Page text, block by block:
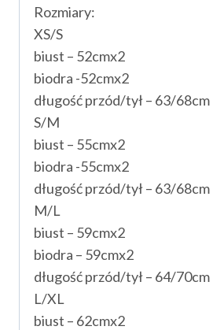
Rozmiary:
XS/S
biust – 52cmx2
biodra -52cmx2
długość przód/tył – 63/68cm
S/M
biust – 55cmx2
biodra -55cmx2
długość przód/tył – 63/68cm
M/L
biust – 59cmx2
biodra – 59cmx2
długość przód/tył – 64/70cm
L/XL
biust – 62cmx2